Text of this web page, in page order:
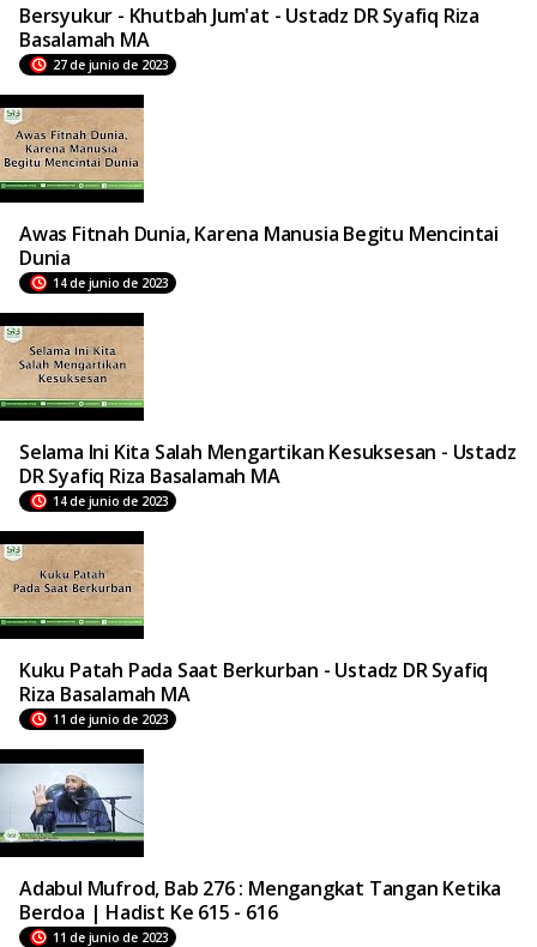
Bersyukur - Khutbah Jum'at - Ustadz DR Syafiq Riza
Basalamah MA
27 de junio de 2023
Awas Fitnah Dunia, Karena Manusia Begitu Mencintai
Dunia
14 de junio de 2023
Selama Ini Kita Salah Mengartikan Kesuksesan - Ustadz
DR Syafiq Riza Basalamah MA
14 de junio de 2023
Kuku Patah Pada Saat Berkurban - Ustadz DR Syafiq
Riza Basalamah MA
11 de junio de 2023
Adabul Mufrod, Bab 276 : Mengangkat Tangan Ketika
Berdoa | Hadist Ke 615 - 616
11 de junio de 2023